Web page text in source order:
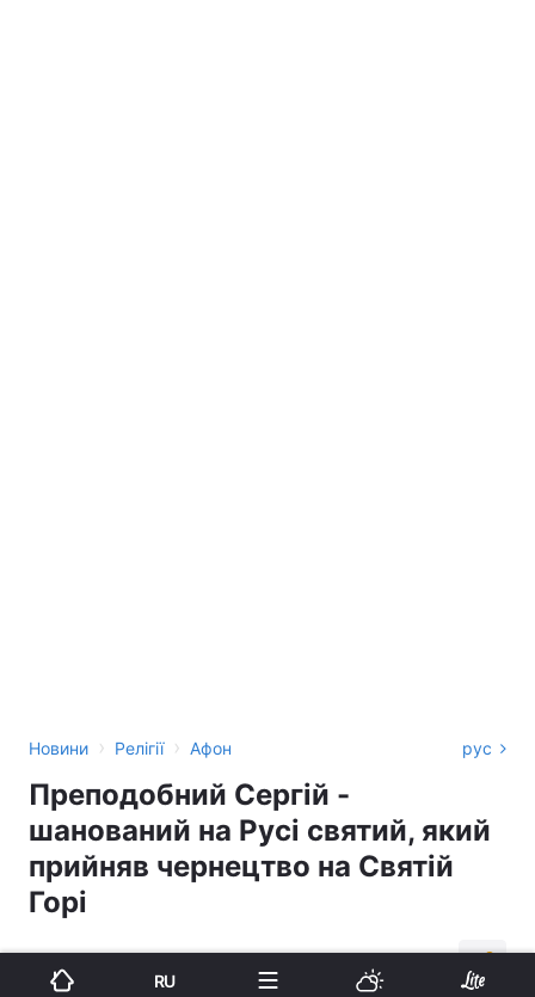
Новини › Релігії › Афон рус
Преподобний Сергій -
шанований на Русі святий, який
прийняв чернецтво на Святій
Горі
RU